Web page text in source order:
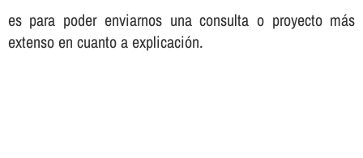
es para poder enviarnos una consulta o proyecto más
extenso en cuanto a explicación.